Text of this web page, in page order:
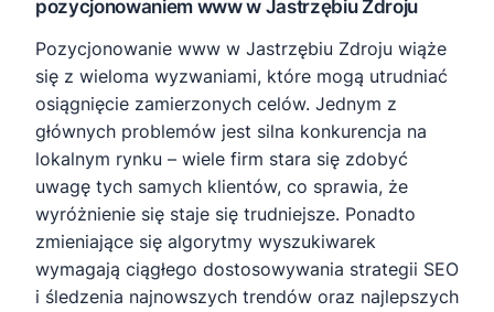
pozycjonowaniem www w Jastrzębiu Zdroju
Pozycjonowanie www w Jastrzębiu Zdroju wiąże
się z wieloma wyzwaniami, które mogą utrudniać
osiągnięcie zamierzonych celów. Jednym z
głównych problemów jest silna konkurencja na
lokalnym rynku – wiele firm stara się zdobyć
uwagę tych samych klientów, co sprawia, że
wyróżnienie się staje się trudniejsze. Ponadto
zmieniające się algorytmy wyszukiwarek
wymagają ciągłego dostosowywania strategii SEO
i śledzenia najnowszych trendów oraz najlepszych